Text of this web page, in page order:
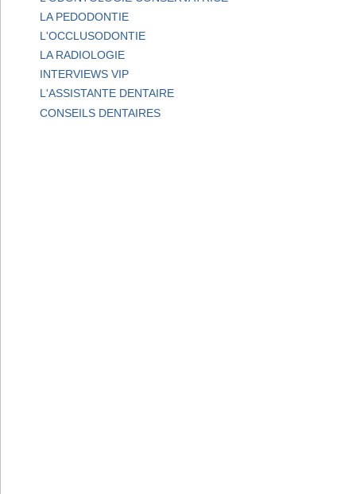
LA PEDODONTIE
L'OCCLUSODONTIE
LA RADIOLOGIE
INTERVIEWS VIP
L'ASSISTANTE DENTAIRE
CONSEILS DENTAIRES